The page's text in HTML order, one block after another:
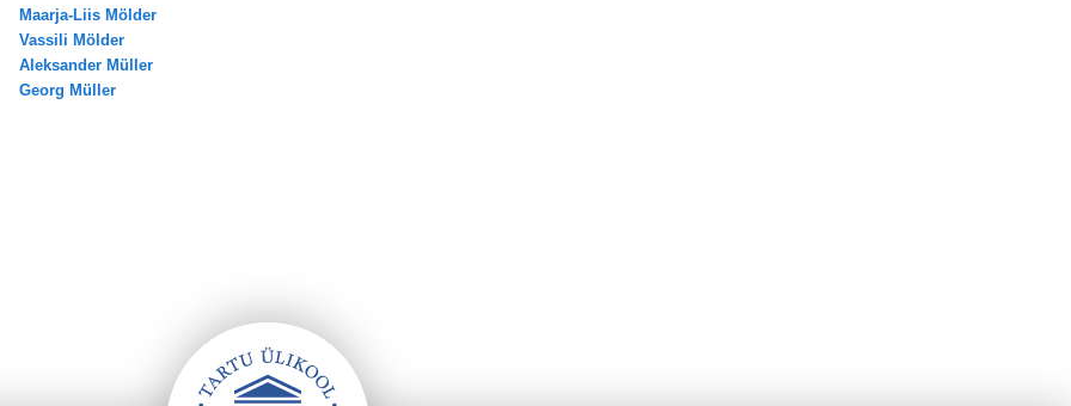
Maarja-Liis Mölder
Vassili Mölder
Aleksander Müller
Georg Müller